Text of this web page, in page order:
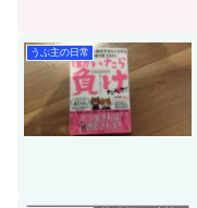
うぷ主の日常